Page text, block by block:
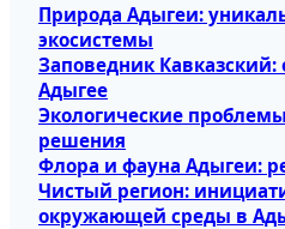
Природа Адыгеи:
экосистемы
Заповедник
Адыгее
Экологические
решения
Флора и фауна Адыгеи:
Чистый регион:
окружающей среды в